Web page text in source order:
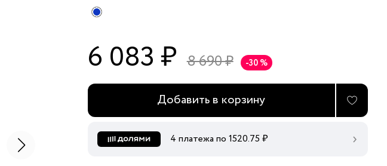
6 083 ₽ 8 690 ₽ -30 %
Добавить в корзину
4 платежа по 1520.75 ₽